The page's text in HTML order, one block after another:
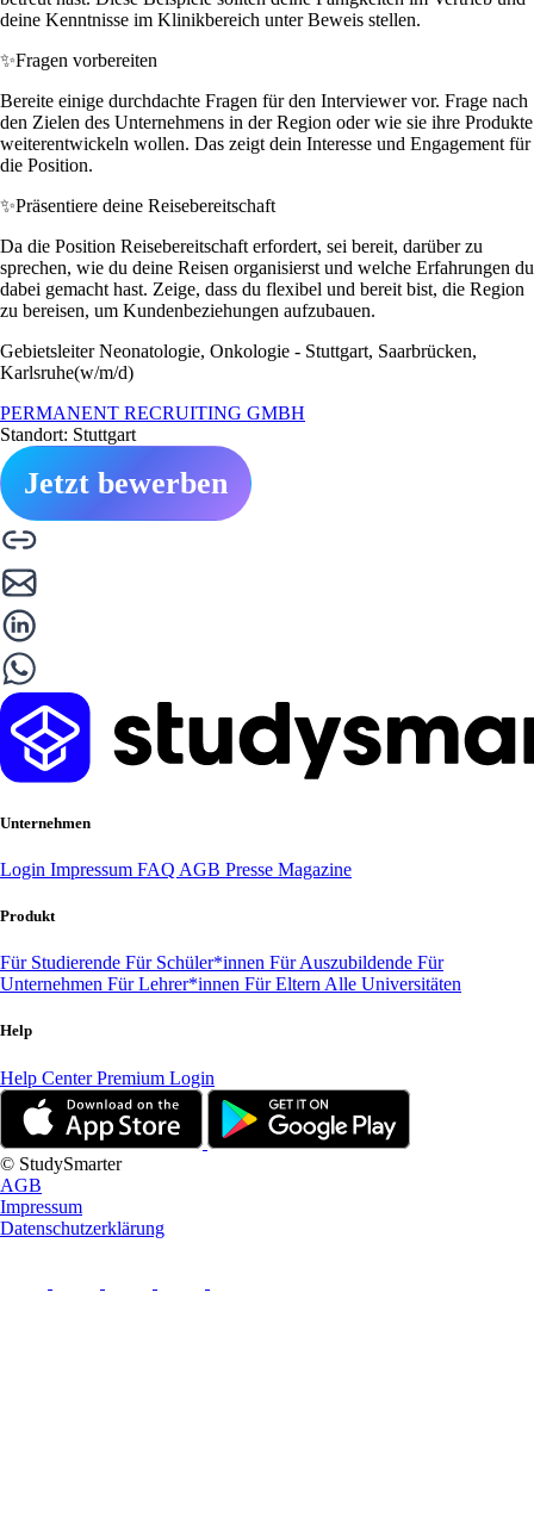
deine Kenntnisse im Klinikbereich unter Beweis stellen.
✨Fragen vorbereiten
Bereite einige durchdachte Fragen für den Interviewer vor. Frage nach
den Zielen des Unternehmens in der Region oder wie sie ihre Produkte
weiterentwickeln wollen. Das zeigt dein Interesse und Engagement für
die Position.
✨Präsentiere deine Reisebereitschaft
Da die Position Reisebereitschaft erfordert, sei bereit, darüber zu
sprechen, wie du deine Reisen organisierst und welche Erfahrungen du
dabei gemacht hast. Zeige, dass du flexibel und bereit bist, die Region
zu bereisen, um Kundenbeziehungen aufzubauen.
Gebietsleiter Neonatologie, Onkologie - Stuttgart, Saarbrücken,
Karlsruhe(w/m/d)
PERMANENT RECRUITING GMBH
Standort: Stuttgart
Jetzt bewerben
Unternehmen
Login Impressum FAQ AGB Presse Magazine
Produkt
Für Studierende Für Schüler*innen Für Auszubildende Für
Unternehmen Für Lehrer*innen Für Eltern Alle Universitäten
Help
Help CenterPremium Login
© StudySmarter
AGB
Impressum
Datenschutzerklärung